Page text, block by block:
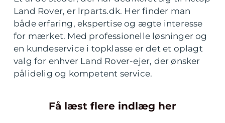
Land Rover, er lrparts.dk. Her finder man
både erfaring, ekspertise og ægte interesse
for mærket. Med professionelle løsninger og
en kundeservice i topklasse er det et oplagt
valg for enhver Land Rover-ejer, der ønsker
pålidelig og kompetent service.
Få læst flere indlæg her